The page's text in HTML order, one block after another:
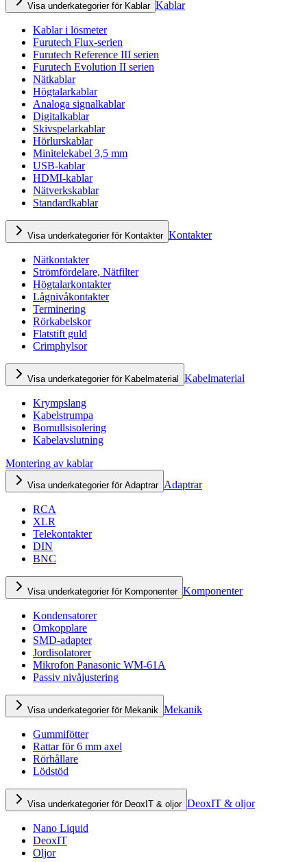
Visa underkategorier för Kablar Kablar
Kablar i lösmeter
Furutech Flux-serien
Furutech Reference III serien
Furutech Evolution II serien
Nätkablar
Högtalarkablar
Analoga signalkablar
Digitalkablar
Skivspelarkablar
Hörlurskablar
Minitelekabel 3,5 mm
USB-kablar
HDMI-kablar
Nätverkskablar
Standardkablar
Visa underkategorier för Kontakter Kontakter
Nätkontakter
Strömfördelare, Nätfilter
Högtalarkontakter
Lågnivåkontakter
Terminering
Rörkabelskor
Flatstift guld
Crimphylsor
Visa underkategorier för Kabelmaterial Kabelmaterial
Krympslang
Kabelstrumpa
Bomullsisolering
Kabelavslutning
Montering av kablar
Visa underkategorier för Adaptrar Adaptrar
RCA
XLR
Telekontakter
DIN
BNC
Visa underkategorier för Komponenter Komponenter
Kondensatorer
Omkopplare
SMD-adapter
Jordisolatorer
Mikrofon Panasonic WM-61A
Passiv nivåjustering
Visa underkategorier för Mekanik Mekanik
Gummifötter
Rattar för 6 mm axel
Rörhållare
Lödstöd
Visa underkategorier för DeoxIT & oljor DeoxIT & oljor
Nano Liquid
DeoxIT
Oljor